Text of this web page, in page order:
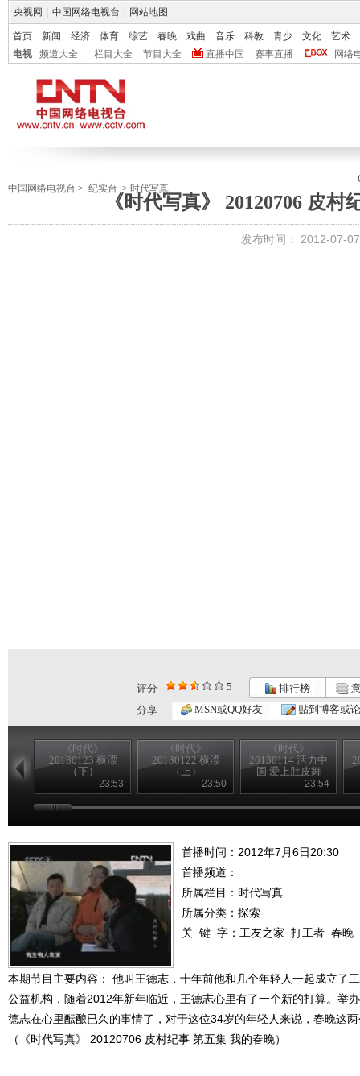
央视网 中国网络电视台 网站地图
首页 新闻 经济 体育 综艺 春晚 戏曲 音乐 科教 青少 文化
艺术
电视
频道大全 栏目大全 节目大全 直播中国 赛事直播 网络
中国网络电视台 > 纪实台 > 时代写真
《时代写真》 20120706 皮
发布时间： 2012-07-
评分 5 排行榜
分享
MSN或QQ好友 贴到博客或
《时代》
20130123 横漂
（下）
23:53
《时代》
20130122 横漂
（上）
23:50
《时代》
20130114 活力中
国 爱上肚皮舞
23:54
首播时间：2012年7月6日20:30
首播频道：
所属栏目： 时代写真
所属分类：探索
关 键 字： 工友之家 打工者 春晚
本期节目主要内容： 他叫王德志，十年前他和几个年轻人一起成立了
公益机构，随着2012年新年临近，王德志心里有了一个新的打算。举
德志在心里酝酿已久的事情了，对于这位34岁的年轻人来说，春晚这
（《时代写真》 20120706 皮村纪事 第五集 我的春晚）